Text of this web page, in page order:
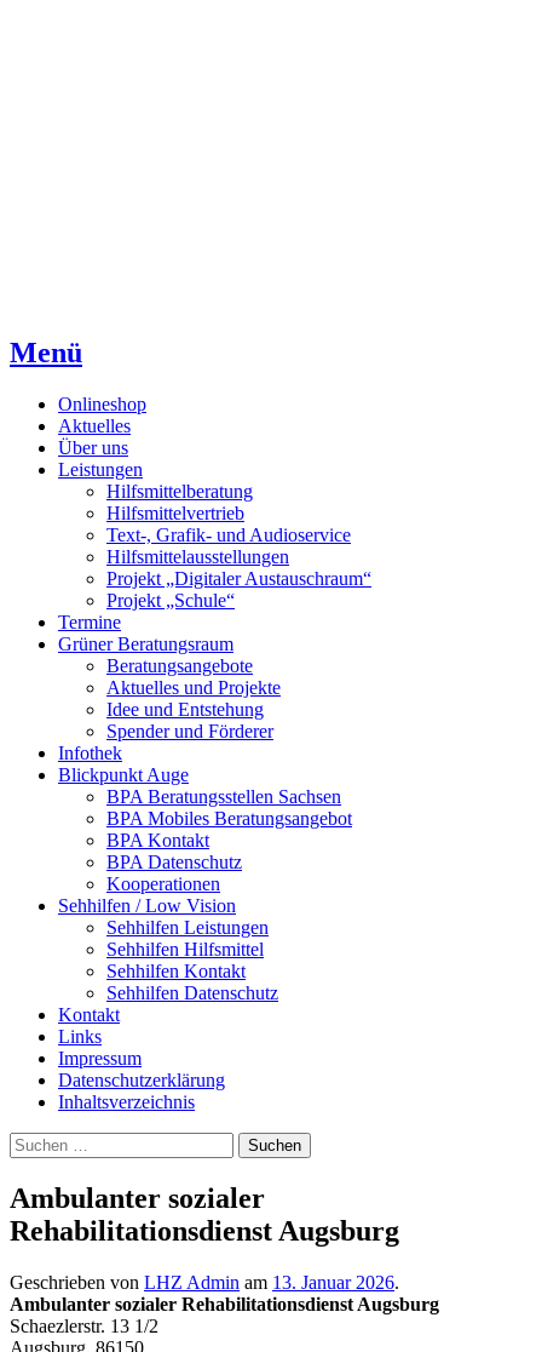
Menü
Onlineshop
Aktuelles
Über uns
Leistungen
Hilfsmittelberatung
Hilfsmittelvertrieb
Text-, Grafik- und Audioservice
Hilfsmittelausstellungen
Projekt „Digitaler Austauschraum“
Projekt „Schule“
Termine
Grüner Beratungsraum
Beratungsangebote
Aktuelles und Projekte
Idee und Entstehung
Spender und Förderer
Infothek
Blickpunkt Auge
BPA Beratungsstellen Sachsen
BPA Mobiles Beratungsangebot
BPA Kontakt
BPA Datenschutz
Kooperationen
Sehhilfen / Low Vision
Sehhilfen Leistungen
Sehhilfen Hilfsmittel
Sehhilfen Kontakt
Sehhilfen Datenschutz
Kontakt
Links
Impressum
Datenschutzerklärung
Inhaltsverzeichnis
Suche
Suchen
nach:
Ambulanter sozialer
Rehabilitationsdienst Augsburg
Geschrieben von LHZ Admin am 13. Januar 2026.
Ambulanter sozialer Rehabilitationsdienst Augsburg
Schaezlerstr. 13 1/2
Augsburg, 86150